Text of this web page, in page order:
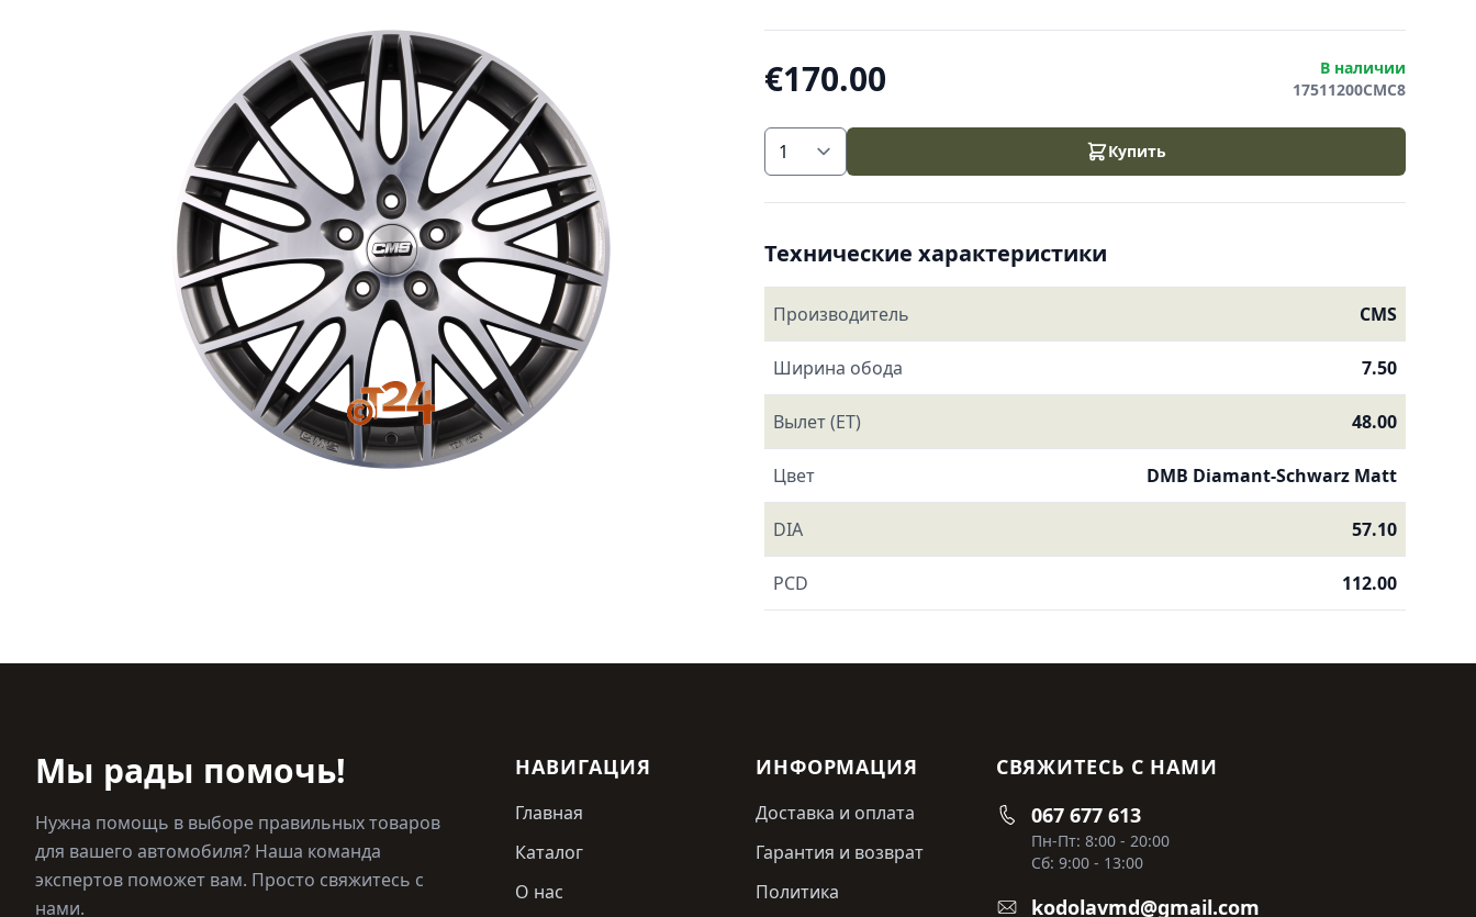
€170.00
В наличии
17511200CMC8
Купить
Технические характеристики
Производитель CMS
Ширина обода 7.50
Вылет (ET) 48.00
Цвет DMB Diamant-Schwarz Matt
DIA 57.10
PCD 112.00
Мы рады помочь!
Нужна помощь в выборе правильных товаров
для вашего автомобиля? Наша команда
экспертов поможет вам. Просто свяжитесь с
нами.
НАВИГАЦИЯ
Главная
Каталог
О нас
ИНФОРМАЦИЯ
Доставка и оплата
Гарантия и возврат
Политика
СВЯЖИТЕСЬ С НАМИ
067 677 613
Пн-Пт: 8:00 - 20:00
Сб: 9:00 - 13:00
kodolavmd@gmail.com